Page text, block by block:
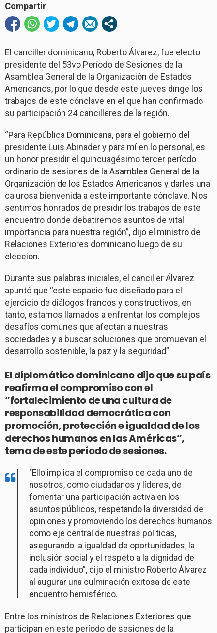
Compartir
El canciller dominicano, Roberto Álvarez, fue electo
presidente del 53vo Período de Sesiones de la
Asamblea General de la Organización de Estados
Americanos, por lo que desde este jueves dirige los
trabajos de este cónclave en el que han confirmado
su participación 24 cancilleres de la región.
“Para República Dominicana, para el gobierno del
presidente Luis Abinader y para mí en lo personal, es
un honor presidir el quincuagésimo tercer período
ordinario de sesiones de la Asamblea General de la
Organización de los Estados Americanos y darles una
calurosa bienvenida a este importante cónclave. Nos
sentimos honrados de presidir los trabajos de este
encuentro donde debatiremos asuntos de vital
importancia para nuestra región”, dijo el ministro de
Relaciones Exteriores dominicano luego de su
elección.
Durante sus palabras iniciales, el canciller Álvarez
apuntó que “este espacio fue diseñado para el
ejercicio de diálogos francos y constructivos, en
tanto, estamos llamados a enfrentar los complejos
desafíos comunes que afectan a nuestras
sociedades y a buscar soluciones que promuevan el
desarrollo sostenible, la paz y la seguridad”.
El diplomático dominicano dijo que su país
reafirma el compromiso con el
“fortalecimiento de una cultura de
responsabilidad democrática con
promoción, protección e igualdad de los
derechos humanos en las Américas”,
tema de este período de sesiones.
“Ello implica el compromiso de cada uno de
nosotros, como ciudadanos y líderes, de
fomentar una participación activa en los
asuntos públicos, respetando la diversidad de
opiniones y promoviendo los derechos humanos
como eje central de nuestras políticas,
asegurando la igualdad de oportunidades, la
inclusión social y el respeto a la dignidad de
cada individuo”, dijo el ministro Roberto Álvarez
al augurar una culminación exitosa de este
encuentro hemisférico.
Entre los ministros de Relaciones Exteriores que
participan en este período de sesiones de la